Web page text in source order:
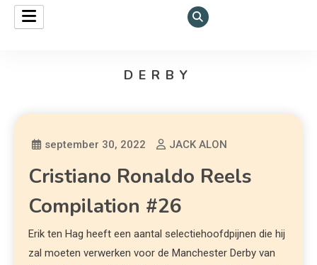
DERBY
september 30, 2022 JACK ALON
Cristiano Ronaldo Reels
Compilation #26
Erik ten Hag heeft een aantal selectiehoofdpijnen die hij
zal moeten verwerken voor de Manchester Derby van